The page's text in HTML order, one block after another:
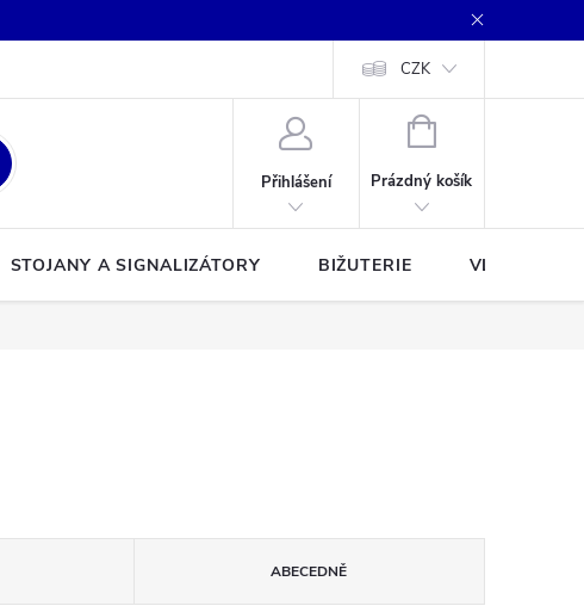
CZK
Přihlášení
NÁKUPNÍ
Prázdný košík
STOJANY A SIGNALIZÁTORY BIŽUTERIE VLASCE A
ABECEDNĚ